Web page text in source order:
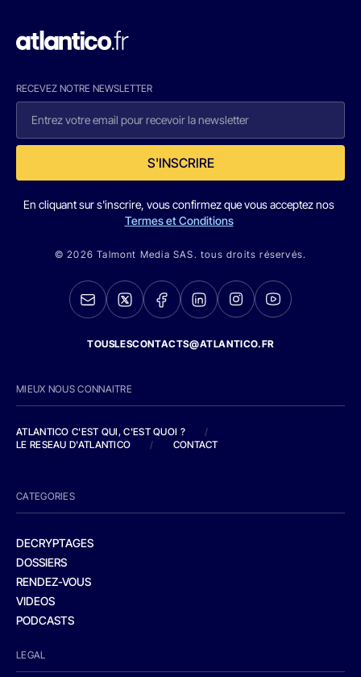
RECEVEZ NOTRE NEWSLETTER
S'INSCRIRE
En cliquant sur s'inscrire, vous confirmez que vous acceptez nos
Termes et Conditions
© 2026 Talmont Media SAS. tous droits réservés.
TOUSLESCONTACTS@ATLANTICO.FR
MIEUX NOUS CONNAITRE
ATLANTICO C'EST QUI, C'EST QUOI ?
/
LE RESEAU D'ATLANTICO
/ CONTACT
CATEGORIES
DECRYPTAGES
DOSSIERS
RENDEZ-VOUS
VIDEOS
PODCASTS
LEGAL